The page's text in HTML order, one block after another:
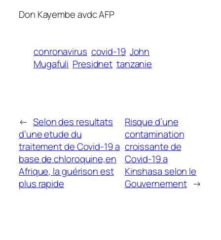
Don Kayembe avdc AFP
conronavirus covid-19 John
Mugafuli Presidnet tanzanie
← Selon des resultats
d’une etude du
traitement de Covid-19 a
base de chloroquine,en
Afrique, la guérison est
plus rapide
Risque d’une
contamination
croissante de
Covid-19 a
Kinshasa selon le
Gouvernement →